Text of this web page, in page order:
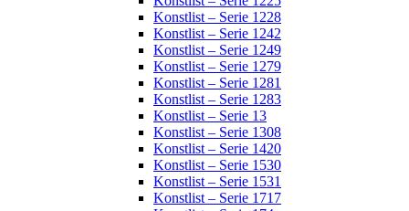
Konstlist – Serie 1228
Konstlist – Serie 1242
Konstlist – Serie 1249
Konstlist – Serie 1279
Konstlist – Serie 1281
Konstlist – Serie 1283
Konstlist – Serie 13
Konstlist – Serie 1308
Konstlist – Serie 1420
Konstlist – Serie 1530
Konstlist – Serie 1531
Konstlist – Serie 1717